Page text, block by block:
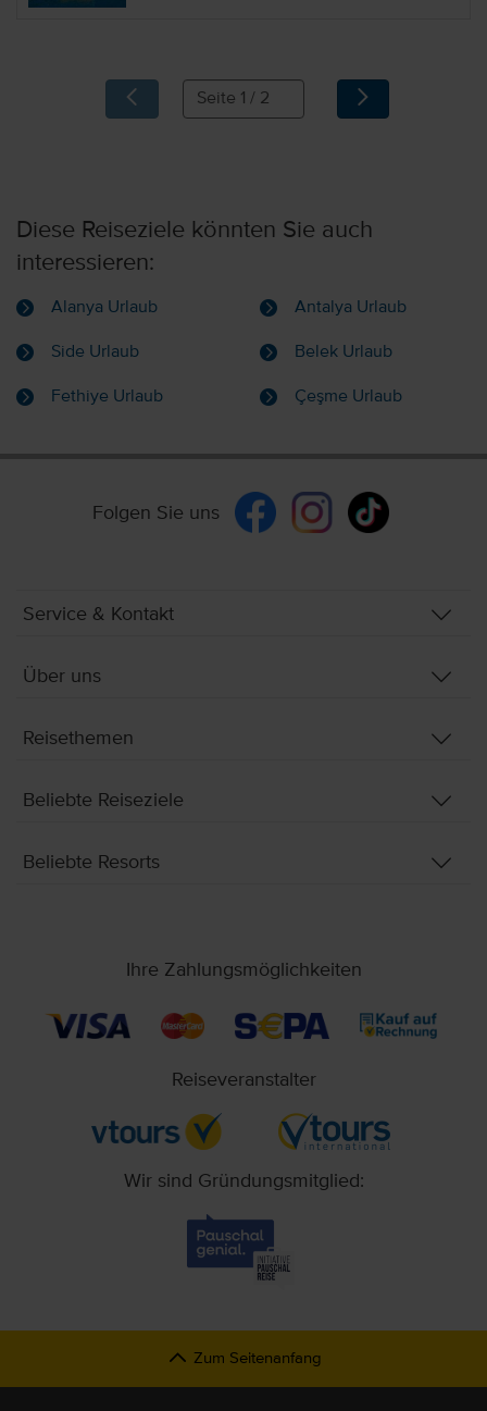
Diese Reiseziele könnten Sie auch
interessieren:
Alanya Urlaub Antalya Urlaub
Side Urlaub Belek Urlaub
Fethiye Urlaub Çeşme Urlaub
Folgen Sie uns
Service & Kontakt
Über uns
Reisethemen
Beliebte Reiseziele
Beliebte Resorts
Ihre Zahlungsmöglichkeiten
Reiseveranstalter
Wir sind Gründungsmitglied:
Zum Seitenanfang